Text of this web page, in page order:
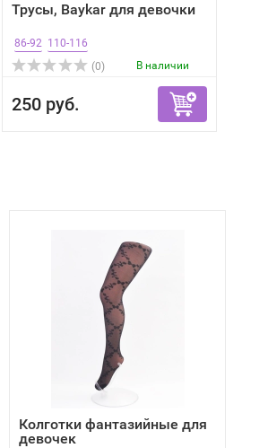
Трусы, Baykar для девочки
86-92 110-116
(0)
В наличии
250 руб.
Колготки фантазийные для
девочек